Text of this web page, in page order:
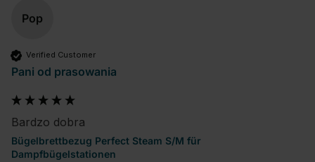
Pop
Verified Customer
Pani od prasowania
Bardzo dobra
Bügelbrettbezug Perfect Steam S/M für
Dampfbügelstationen